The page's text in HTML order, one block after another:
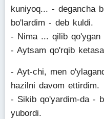
kuniyoq... - degancha
bo'lardim - deb kuldi.
- Nima ... qilib qo'ygan
- Aytsam qo'rqib
- Ayt-chi, men
hazilni davom ettirdim.
- Sikib qo'yardim-da -
yubordi.